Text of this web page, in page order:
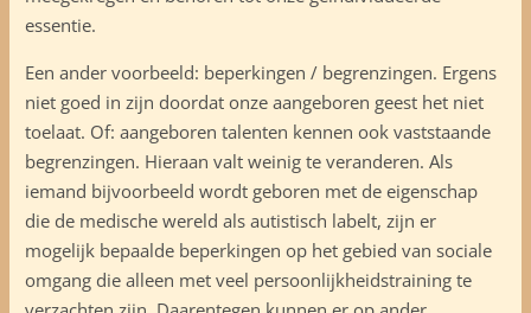
essentie.
Een ander voorbeeld: beperkingen / begrenzingen. Ergens
niet goed in zijn doordat onze aangeboren geest het niet
toelaat. Of: aangeboren talenten kennen ook vaststaande
begrenzingen. Hieraan valt weinig te veranderen. Als
iemand bijvoorbeeld wordt geboren met de eigenschap
die de medische wereld als autistisch labelt, zijn er
mogelijk bepaalde beperkingen op het gebied van sociale
omgang die alleen met veel persoonlijkheidstraining te